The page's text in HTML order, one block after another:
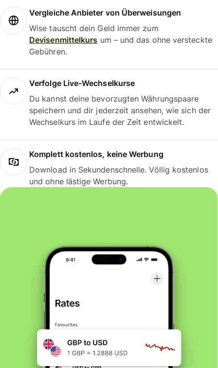
Vergleiche Anbieter von Überweisungen
Wise tauscht dein Geld immer zum
Devisenmittelkurs um – und das ohne versteckte
Gebühren.
Verfolge Live-Wechselkurse
Du kannst deine bevorzugten Währungspaare
speichern und dir jederzeit ansehen, wie sich der
Wechselkurs im Laufe der Zeit entwickelt.
Komplett kostenlos, keine Werbung
Download in Sekundenschnelle. Völlig kostenlos
und ohne lästige Werbung.